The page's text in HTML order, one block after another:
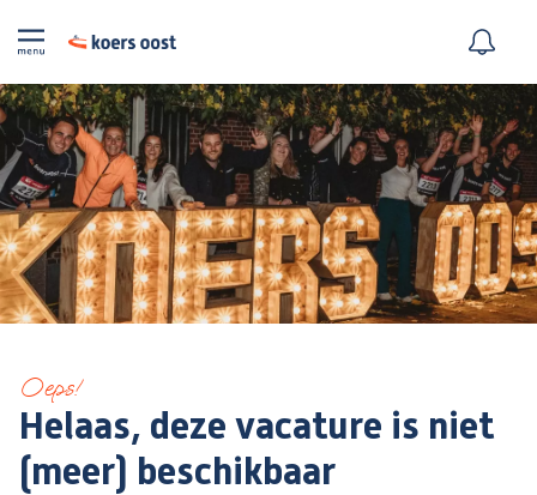
Oeps!
Helaas, deze vacature is niet
(meer) beschikbaar